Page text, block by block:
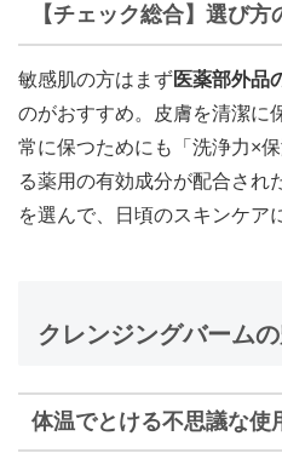
【チェック総合】選び方
敏感肌の方はまず医薬部外品
のがおすすめ。皮膚を清潔に
常に保つためにも「洗浄力×
る薬用の有効成分が配合され
を選んで、日頃のスキンケア
クレンジングバーム
体温でとける不思議な使